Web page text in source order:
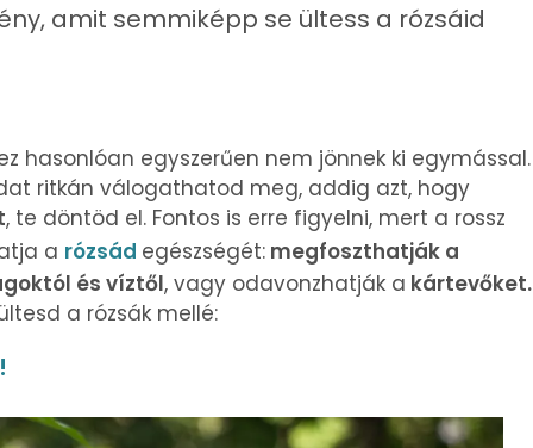
amit semmiképp se ültess a rózsáid
hasonlóan egyszerűen nem jönnek ki egymással.
ritkán válogathatod meg, addig azt, hogy
, te döntöd el. Fontos is erre figyelni, mert a rossz
a rózsád egészségét: megfoszthatják a
és víztől, vagy odavonzhatják a kártevőket.
a rózsák mellé: